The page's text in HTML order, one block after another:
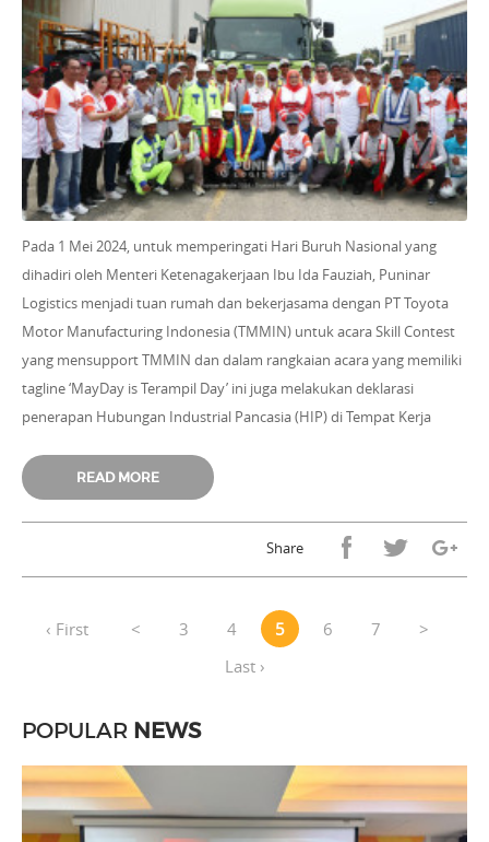
Pada 1 Mei 2024, untuk memperingati Hari Buruh Nasional yang
dihadiri oleh Menteri Ketenagakerjaan Ibu Ida Fauziah, Puninar
Logistics menjadi tuan rumah dan bekerjasama dengan PT Toyota
Motor Manufacturing Indonesia (TMMIN) untuk acara Skill Contest
yang mensupport TMMIN dan dalam rangkaian acara yang memiliki
tagline ‘MayDay is Terampil Day’ ini juga melakukan deklarasi
penerapan Hubungan Industrial Pancasia (HIP) di Tempat Kerja
READ MORE
Share
‹ First < 3 4 5 6 7
>
Last ›
POPULAR NEWS